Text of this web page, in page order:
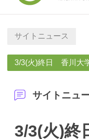
サイトニュース
3/3(火)終日 香川大
サイトニュ
3/3(火)